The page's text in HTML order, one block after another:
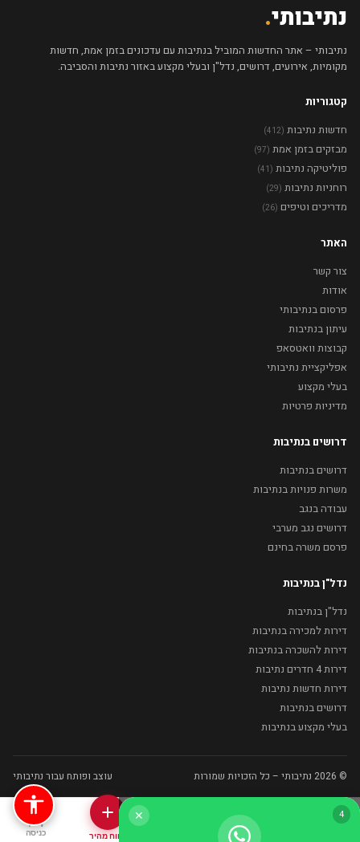
נתיבותי.
נתיבותי – אתר החדשות המוביל בנתיבות עם עדכונים בזמן אמת, חדשות
מקומיות, אירועים, דרושים, נדל"ן ובעלי מקצוע באזור נתיבות והסביבה.
קטגוריות
חדשות נתיבות (412)
מבזקים בזמן אמת (97)
פוליטיקה נתיבות (41)
רוחניות נתיבות (29)
מדריכים וטיפים (26)
האתר
צור קשר
אודות
פרסום בנתיבותי
עיתון בנתיבות
קבוצות וואטסאפ
אפליקציית נתיבותי
בעלי מקצוע
מדיניות פרטיות
דרושים בנתיבות
דרושים בנתיבות
משרות פנויות בנתיבות
עבודה בנגב
דרושים נגב מערבי
פרסם משרה בחינם
נדל"ן בנתיבות
נדל"ן בנתיבות
דירות למכירה בנתיבות
דירות להשכרה בנתיבות
דירות 4 חדרים נתיבות
דירות חדשות נתיבות
דרושים בנתיבות
בעלי מקצוע בנתיבות
© 2026 נתיבותי – כל הזכויות שמורות עוצב ופותח עבור נתיבותי
✕ 3
נדל"ן דיווח מהיר כניסה